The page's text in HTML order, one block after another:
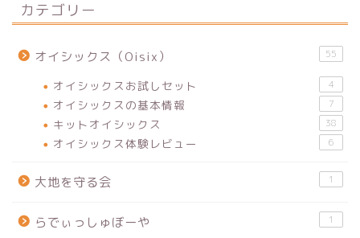
カテゴリー
オイシックス（Oisix） 55
オイシックスお試しセット 4
オイシックスの基本情報 7
キットオイシックス 38
オイシックス体験レビュー 6
大地を守る会 1
らでぃっしゅぼーや 1